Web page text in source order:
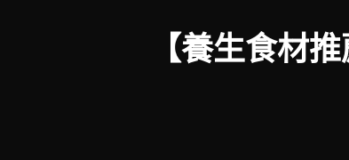
【養生食材